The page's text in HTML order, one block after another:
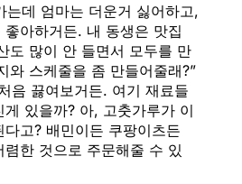
는데 엄마는 더운거 싫어하고,
아하거든. 내 동생은 맛집
도 많이 안 들면서 모두를 만
와 스케줄을 좀 만들어줄래?”
음 끓여보거든. 여기 재료들
있을까? 아, 고춧가루가 이
고? 배민이든 쿠팡이츠든
한 것으로 주문해줄 수 있